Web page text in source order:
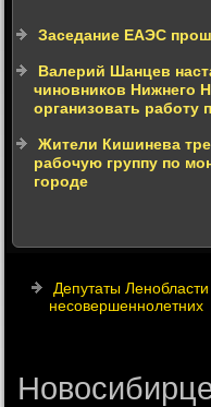
Заседание ЕАЭС
Валерий Шанцев
чиновников Нижнего
организовать работу
Жители Кишинева
рабочую группу по
городе
Депутаты
несовершеннолетних